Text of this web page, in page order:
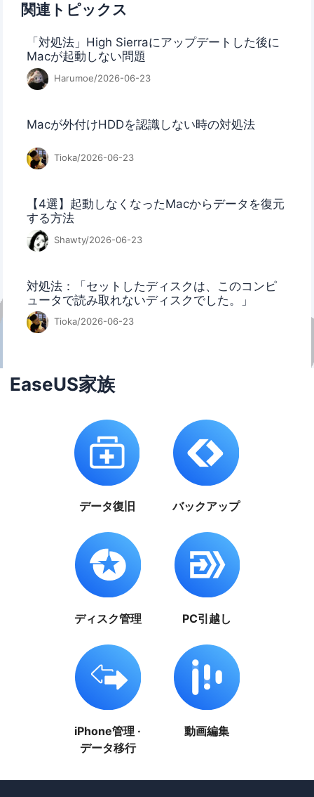
関連トピックス
「対処法」High Sierraにアップデートした後に
Macが起動しない問題
Harumoe/2026-06-23
Macが外付けHDDを認識しない時の対処法
Tioka/2026-06-23
【4選】起動しなくなったMacからデータを復元
する方法
Shawty/2026-06-23
対処法：「セットしたディスクは、このコンピ
ュータで読み取れないディスクでした。」
Tioka/2026-06-23
EaseUS家族
データ復旧 バックアップ
ディスク管理 PC引越し
iPhone管理 ·
データ移行
動画編集